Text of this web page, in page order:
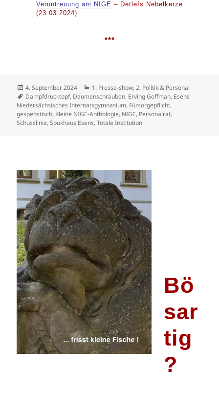
Veruntreuung am NIGE – Detlefs Nebelkerze
(23.03.2024)
***
Veröffentlicht
am
4. September 2024 Kategorien
1. Presse-show,2. Politik & Personal
Schlagwörter
Dampfdrucktopf, Daumenschrauben, Erving Goffman, Esens
Niedersächsisches Internatsgymnasium, Fürsorgepflicht,
gespenstisch, Kleine NIGE-Anthologie, NIGE, Personalrat,
Schusslinie,Spukhaus Esens,Totale Institution
Bö
sar
tig
?